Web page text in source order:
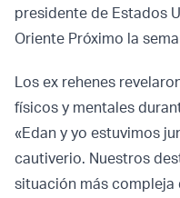
presidente de Estados
Oriente Próximo la
Los ex rehenes
físicos y mentales
«Edan y yo estuvimos
cautiverio. Nuestros
situación más compleja